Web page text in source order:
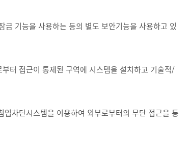
기능을 사용하는 등의 별도 보안기능을 사용하고 있
터 접근이 통제된 구역에 시스템을 설치하고 기술적/
차단시스템을 이용하여 외부로부터의 무단 접근을 통